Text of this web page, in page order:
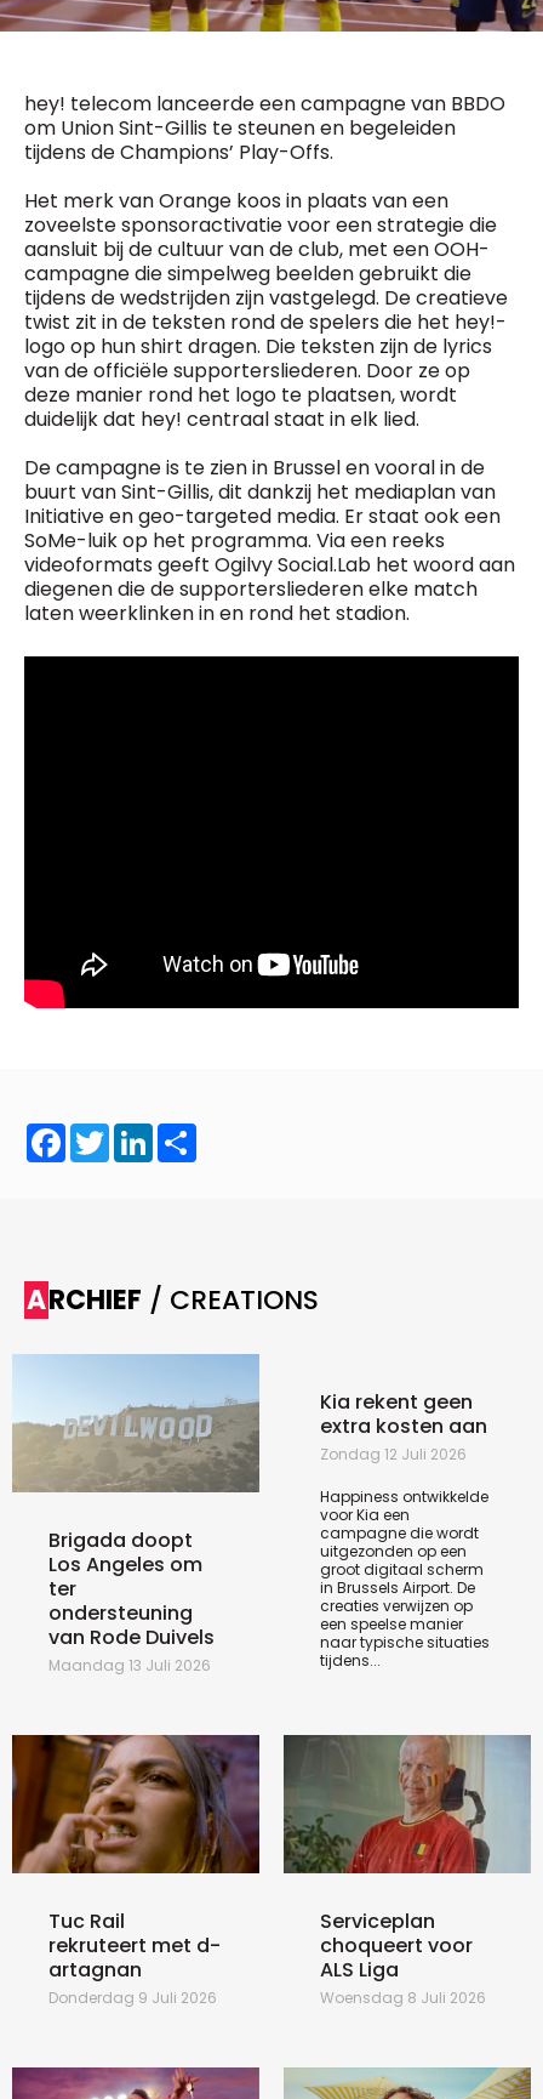
hey! telecom lanceerde een campagne van BBDO
om Union Sint-Gillis te steunen en begeleiden
tijdens de Champions’ Play-Offs.
Het merk van Orange koos in plaats van een
zoveelste sponsoractivatie voor een strategie die
aansluit bij de cultuur van de club, met een OOH-
campagne die simpelweg beelden gebruikt die
tijdens de wedstrijden zijn vastgelegd. De creatieve
twist zit in de teksten rond de spelers die het hey!-
logo op hun shirt dragen. Die teksten zijn de lyrics
van de officiële supportersliederen. Door ze op
deze manier rond het logo te plaatsen, wordt
duidelijk dat hey! centraal staat in elk lied.
De campagne is te zien in Brussel en vooral in de
buurt van Sint-Gillis, dit dankzij het mediaplan van
Initiative en geo-targeted media. Er staat ook een
SoMe-luik op het programma. Via een reeks
videoformats geeft Ogilvy Social.Lab het woord aan
diegenen die de supportersliederen elke match
laten weerklinken in en rond het stadion.
Facebook
TwitterLinkedIn
ARCHIEF / CREATIONS
Brigada doopt
Los Angeles om
ter
ondersteuning
van Rode Duivels
Maandag 13 Juli 2026
Kia rekent geen
extra kosten aan
Zondag 12 Juli 2026
Happiness ontwikkelde
voor Kia een
campagne die wordt
uitgezonden op een
groot digitaal scherm
in Brussels Airport. De
creaties verwijzen op
een speelse manier
naar typische situaties
tijdens...
Tuc Rail
rekruteert met d-
artagnan
Donderdag 9 Juli 2026
Serviceplan
choqueert voor
ALS Liga
Woensdag 8 Juli 2026
Fred Bouchar
Chief Editor
Griet Byl
g.byl@mm.be
Chief Editor
Damien Lemaire
0477 37 31 65
d.lemaire@mm.be
Daily
Freemium
1 x week
MM Brunch
1 x week
MM Tech
10 x year
MM Best of
Research
10 x year
MM Blue
4 x year
MM Magazine
(digital)
Vragen ?